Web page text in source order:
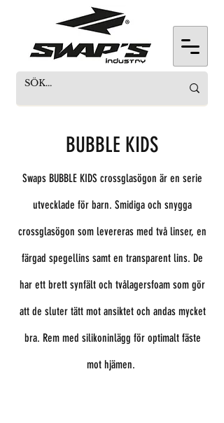
BUBBLE KIDS
Swaps BUBBLE KIDS crossglasögon är en serie
utvecklade för barn. Smidiga och snygga
crossglasögon som levereras med två linser, en
färgad spegellins samt en transparent lins. De
har ett brett synfält och tvålagersfoam som gör
att de sluter tätt mot ansiktet och andas mycket
bra. Rem med silikoninlägg för optimalt fäste
mot hjämen.